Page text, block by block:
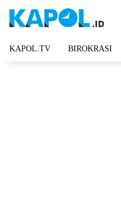
KAPOL.TV BIROKRASI